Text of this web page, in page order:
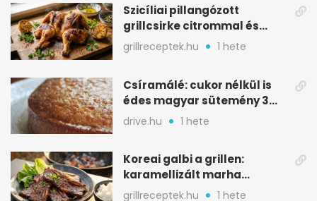
Szicíliai pillangózott
grillcsirke citrommal és
oregánóval
grillreceptek.hu 1 hete
Csíramálé: cukor nélkül is
édes magyar sütemény 3
alapanyagból
drive.hu 1 hete
Koreai galbi a grillen:
karamellizált marha
rövidborda gyorsan
grillreceptek.hu 1 hete